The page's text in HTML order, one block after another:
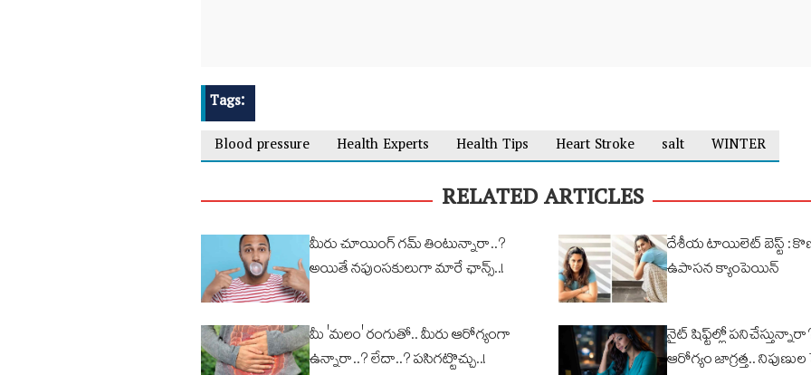
Tags:
Blood pressure
Health Experts Health Tips Heart Stroke salt WINTER
RELATED ARTICLES
మీరు చూయింగ్ గ‌మ్ తింటున్నారా..?
అయితే న‌పుంస‌కులుగా మారే ఛాన్స్‌..!
దేశీయ టాయిలెట్ బెస్ట్ :
ఉపాసన క్యాంపెయిన్
మీ 'మ‌లం' రంగుతో.. మీరు ఆరోగ్యంగా
ఉన్నారా..? లేదా..? ప‌సిగ‌ట్టొచ్చు..!
నైట్ షిఫ్ట్‌ల్లో
ఆరోగ్యం జాగ్రత్త..